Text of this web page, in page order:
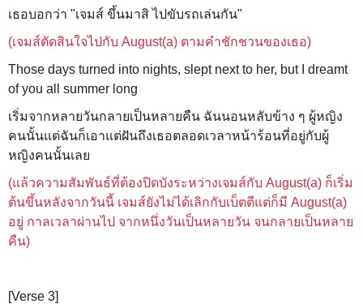
เธอบอกว่า "เจมส์ ขึ้นมาสิ ไปขับรถเล่นกัน"
(เจมส์ตัดสินใจไปกับ August(a) ตามคำชักชวนของเธอ)
Those days turned into nights, slept next to her, but I dreamt
of you all summer long
เริ่มจากหลายวันกลายเป็นหลายคืน ฉันนอนหลับข้าง ๆ ผู้​หญิง
คนนั้นแต่ฉันก็เอาแต่ฝันถึงเธอตลอดเวลาหน้าร้อนที่อยู่กับผู้
หญิงคนนั้นเลย
(แล้วความสัมพันธ์ที่ต้องปิดบังระหว่างเจมส์กับ August(a) ก็เริ่ม
ต้นขึ้นหลังจากวันนี้ เจมส์ยังไม่ได้เลิกกับเบ็ตตีแต่ก็มี August(a)
อยู่ กาลเวลาผ่านไป จากหนึ่งวันเป็นหลายวัน จนกลายเป็นหลาย
คืน)
[Verse 3]